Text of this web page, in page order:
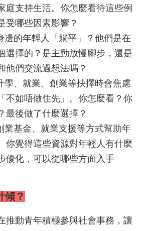
庭支持生活。你怎麼看待這些例
受哪些因素影響？
邊的年輕人「躺平」？他們是在
選擇的？是主動放慢腳步，還是
他們交流過想法嗎？
學、就業、創業等抉擇時會焦慮
不如唔做住先」。你怎麼看？你
最後做了什麼選擇？
業基金、就業支援等方式幫助年
你覺得這些資源對年輕人有什麼
優化，可以從哪些方面入手
傾？
推動青年積極參與社會事務，讓